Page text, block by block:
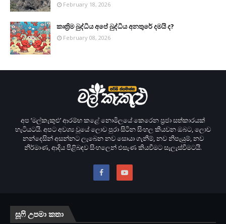
February 18, 2026
කෘත්‍රිම බුද්ධිය අපේ බුද්ධිය අනතුරේ දමයි ද?
February 08, 2026
අප ‘මල්කැකුළු’ ආරම්භ කළේ නොමිලයේ කෙරෙන ප‍්‍රජා සත්කාරයක්
හැටියටයි. අපට අවශ්‍ය වූයේ ලොව පුරා සිටින සිංහල කියවන ඔබට, ලොව
නන්දෙසින් අසන්නට ලැබෙන නව සොයා ගැනීම්, නව නිපැයුම්, නව
නිර්මාණ, ආදිය පිළිබඳව සිංහලෙන් එසැණ කියවීමට සැලැස්වීමටයි.
සූෆි උපමා කතා